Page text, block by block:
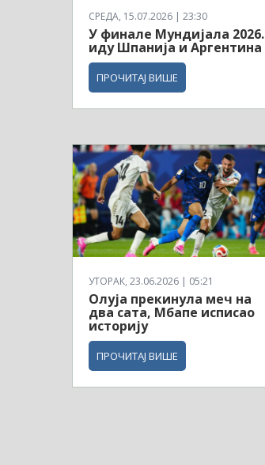
СРЕДА, 15.07.2026 | 23:30
У финале Мундијала 2026.
иду Шпанија и Аргентина
ПРОЧИТАЈ ВИШЕ
УТОРАК, 23.06.2026 | 05:21
Олуја прекинула меч на
два сата, Мбапе исписао
историју
ПРОЧИТАЈ ВИШЕ